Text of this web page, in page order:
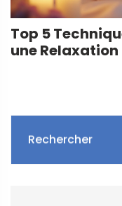
Top 5
une
Rechercher